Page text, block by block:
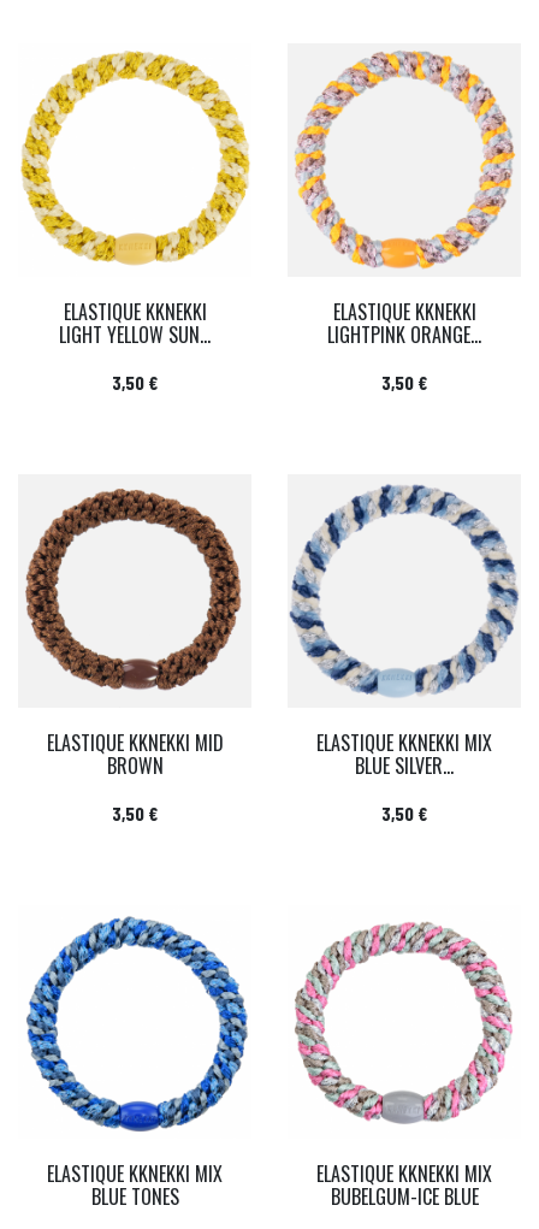
ELASTIQUE KKNEKKI
LIGHT YELLOW SUN...
Prix
3,50 €
ELASTIQUE KKNEKKI
LIGHTPINK ORANGE...
Prix
3,50 €
ELASTIQUE KKNEKKI MID
BROWN
Prix
3,50 €
ELASTIQUE KKNEKKI MIX
BLUE SILVER...
Prix
3,50 €
ELASTIQUE KKNEKKI MIX
BLUE TONES
ELASTIQUE KKNEKKI MIX
BUBELGUM-ICE BLUE